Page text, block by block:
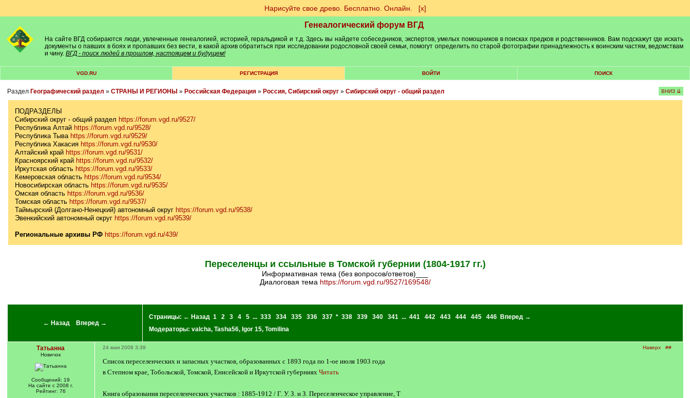
Нарисуйте свое древо. Бесплатно. Онлайн. [х]
Генеалогический форум ВГД
На сайте ВГД собираются люди, увлеченные генеалогией, историей, геральдикой и т.д. Здесь вы найдете собеседников, экспертов, умелых помощников в поисках предков и родственников. Вам подскажут где искать
документы о павших в боях и пропавших без вести, в какой архив обратиться при исследовании родословной своей семьи, помогут определить по старой фотографии принадлежность к воинским частям, ведомствам
и чину. ВГД - поиск людей в прошлом, настоящем и будущем!
VGD.RU РЕГИСТРАЦИЯ ВОЙТИ ПОИСК
Раздел Географический раздел » СТРАНЫ И РЕГИОНЫ » Российская Федерация» Россия, Сибирский округ» Сибирский округ - общий раздел ВНИЗ ⇊
ПОДРАЗДЕЛЫ
Сибирский округ - общий раздел https://forum.vgd.ru/9527/
Республика Алтай https://forum.vgd.ru/9528/
Республика Тыва https://forum.vgd.ru/9529/
Республика Хакасия https://forum.vgd.ru/9530/
Алтайский край https://forum.vgd.ru/9531/
Красноярский край https://forum.vgd.ru/9532/
Иркутская область https://forum.vgd.ru/9533/
Кемеровская область https://forum.vgd.ru/9534/
Новосибирская область https://forum.vgd.ru/9535/
Омская область https://forum.vgd.ru/9536/
Томская область https://forum.vgd.ru/9537/
Таймырский (Долгано-Ненецкий) автономный округ https://forum.vgd.ru/9538/
Эвенкийский автономный округ https://forum.vgd.ru/9539/
Региональные архивы РФ https://forum.vgd.ru/439/
Переселенцы и ссыльные в Томской губернии (1804-1917 гг.)
Информативная тема (без вопросов/ответов)___
Диалоговая тема https://forum.vgd.ru/9527/169548/
← Назад Вперед →
Страницы: ← Назад 1 2 3 4 5 ... 333 334 335 336 337 * 338 339 340 341 ... 441 442 443 444 445 446
Вперед →
Модераторы: valcha, Tasha56, Igor 15, Tomilina
Татьанна
Новичок
Сообщений: 19
На сайте с 2008 г.
Рейтинг: 76
Наверх ##
24 мая 2008 3:39
Список переселенческих и запасных участков, образованных с 1893 года по 1-ое июля 1903 года
в Степном крае, Тобольской, Томской, Енисейской и Иркутской губерниях Читать
Книга образования переселенческих участков : 1885-1912 / Г. У. З. и З. Переселенческое управление, Т